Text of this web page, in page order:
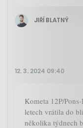
JIŘÍ BLATNÝ
12. 3. 2024 09:40
Kometa 12P/
letech vrátila do
několika týdnech